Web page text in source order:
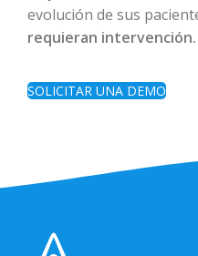
evolución de sus
requieran intervención.
SOLICITAR UNA DEMO